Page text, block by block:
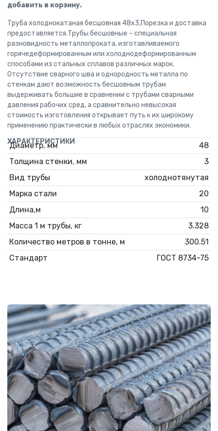
добавить в корзину.
Труба холоднокатаная бесшовная 48x3.Порезка и доставка
предоставляется.Трубы бесшовные – специальная
разновидность металлопроката, изготавливаемого
горячедеформированным или холоднодеформированным
способами из стальных сплавов различных марок.
Отсутствие сварного шва и однородность металла по
стенкам дают возможность бесшовным трубам
выдерживать большие в сравнении с трубами сварными
давления рабочих сред, а сравнительно невысокая
стоимость изготовления открывает путь к их широкому
применению практически в любых отраслях экономики.
ХАРАКТЕРИСТИКИ
Диаметр, мм
48
Толщина стенки, мм
3
Вид трубы
холоднотянутая
Марка стали
20
Длина,м
10
Масса 1 м трубы, кг
3.328
Количество метров в тонне, м
300.51
Стандарт
ГОСТ 8734-75